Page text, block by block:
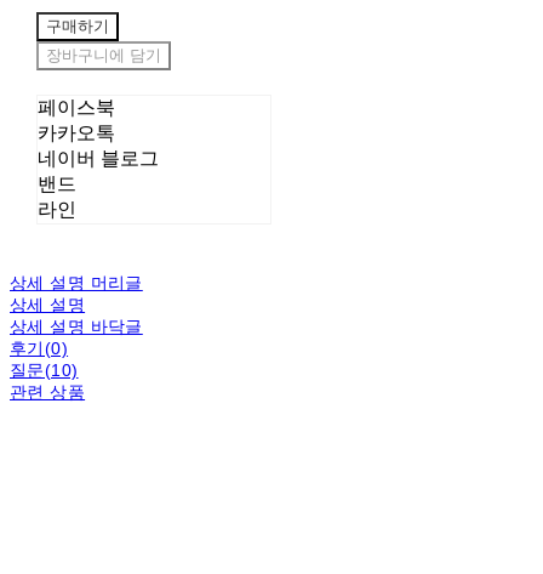
구매하기
장바구니에 담기
페이스북
카카오톡
네이버 블로그
밴드
라인
상세 설명 머리글
상세 설명
상세 설명 바닥글
후기(0)
질문(10)
관련 상품